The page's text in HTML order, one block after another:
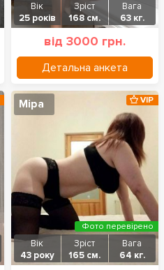
Вік
25 років
Зріст
168 см.
Вага
63 кг.
від 3000 грн.
Детальна анкета
Міра
Вік
43 року
Зріст
165 см.
Вага
64 кг.
VIP
Фото перевірено